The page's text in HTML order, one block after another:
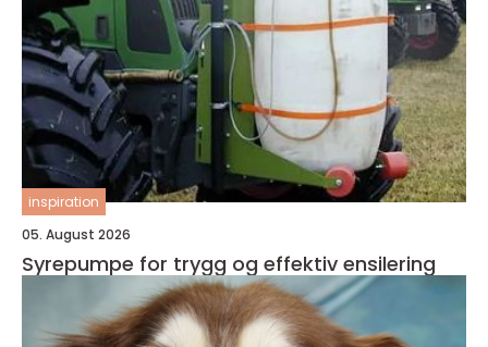
inspiration
05. August 2026
Syrepumpe for trygg og effektiv ensilering